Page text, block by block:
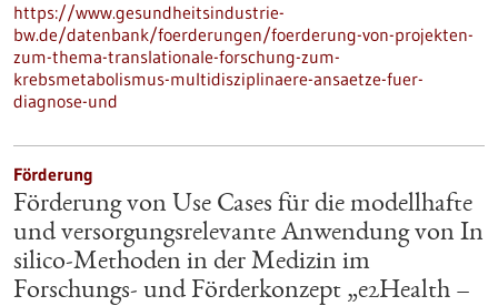
https://www.gesundheitsindustrie-
bw.de/datenbank/foerderungen/foerderung-von-projekten-
zum-thema-translationale-forschung-zum-
krebsmetabolismus-multidisziplinaere-ansaetze-fuer-
diagnose-und
Förderung
Förderung von Use Cases für die modellhafte
und versorgungsrelevante Anwendung von In
silico-Methoden in der Medizin im
Forschungs- und Förderkonzept „e2Health –